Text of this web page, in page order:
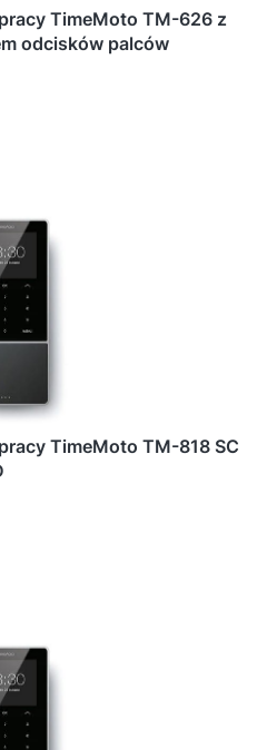
TimeMoto TM-626 z
odcisków palców
TimeMoto TM-818 SC